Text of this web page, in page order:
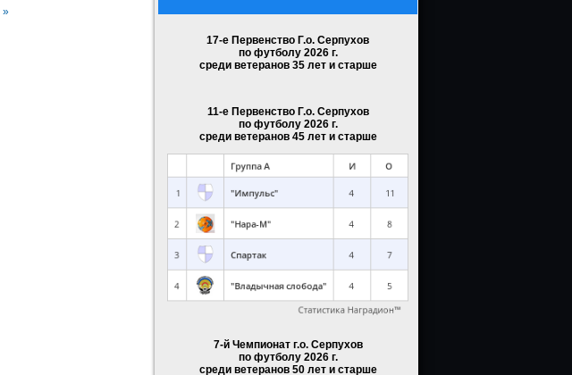
»
17-е Первенство Г.о. Серпухов
по футболу 2026 г.
среди ветеранов 35 лет и старше
11-е Первенство Г.о. Серпухов
по футболу 2026 г.
среди ветеранов 45 лет и старше
7-й Чемпионат г.о. Серпухов
по футболу 2026 г.
среди ветеранов 50 лет и старше